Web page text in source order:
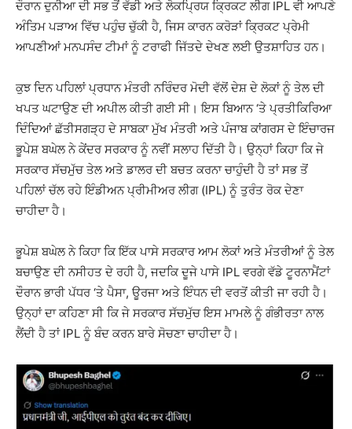
ਦੌਰਾਨ ਦੁਨੀਆ ਦੀ ਸਭ ਤੋਂ ਵੱਡੀ ਅਤੇ ਲੋਕਪ੍ਰਿਯ ਕ੍ਰਿਕਟ ਲੀਗ IPL ਵੀ ਆਪਣੇ
ਅੰਤਿਮ ਪੜਾਅ ਵਿੱਚ ਪਹੁੰਚ ਚੁੱਕੀ ਹੈ, ਜਿਸ ਕਾਰਨ ਕਰੋੜਾਂ ਕ੍ਰਿਕਟ ਪ੍ਰੇਮੀ
ਆਪਣੀਆਂ ਮਨਪਸੰਦ ਟੀਮਾਂ ਨੂੰ ਟਰਾਫੀ ਜਿੱਤਦੇ ਦੇਖਣ ਲਈ ਉਤਸ਼ਾਹਿਤ ਹਨ।
ਕੁਝ ਦਿਨ ਪਹਿਲਾਂ ਪ੍ਰਧਾਨ ਮੰਤਰੀ ਨਰਿੰਦਰ ਮੋਦੀ ਵੱਲੋਂ ਦੇਸ਼ ਦੇ ਲੋਕਾਂ ਨੂੰ ਤੇਲ ਦੀ
ਖਪਤ ਘਟਾਉਣ ਦੀ ਅਪੀਲ ਕੀਤੀ ਗਈ ਸੀ। ਇਸ ਬਿਆਨ ‘ਤੇ ਪ੍ਰਤੀਕਿਰਿਆ
ਦਿੰਦਿਆਂ ਛੱਤੀਸਗੜ੍ਹ ਦੇ ਸਾਬਕਾ ਮੁੱਖ ਮੰਤਰੀ ਅਤੇ ਪੰਜਾਬ ਕਾਂਗਰਸ ਦੇ ਇੰਚਾਰਜ
ਭੂਪੇਸ਼ ਬਘੇਲ ਨੇ ਕੇਂਦਰ ਸਰਕਾਰ ਨੂੰ ਨਵੀਂ ਸਲਾਹ ਦਿੱਤੀ ਹੈ। ਉਨ੍ਹਾਂ ਕਿਹਾ ਕਿ ਜੇ
ਸਰਕਾਰ ਸੱਚਮੁੱਚ ਤੇਲ ਅਤੇ ਡਾਲਰ ਦੀ ਬਚਤ ਕਰਨਾ ਚਾਹੁੰਦੀ ਹੈ ਤਾਂ ਸਭ ਤੋਂ
ਪਹਿਲਾਂ ਚੱਲ ਰਹੇ ਇੰਡੀਅਨ ਪ੍ਰੀਮੀਅਰ ਲੀਗ (IPL) ਨੂੰ ਤੁਰੰਤ ਰੋਕ ਦੇਣਾ
ਚਾਹੀਦਾ ਹੈ।
ਭੂਪੇਸ਼ ਬਘੇਲ ਨੇ ਕਿਹਾ ਕਿ ਇੱਕ ਪਾਸੇ ਸਰਕਾਰ ਆਮ ਲੋਕਾਂ ਅਤੇ ਮੰਤਰੀਆਂ ਨੂੰ ਤੇਲ
ਬਚਾਉਣ ਦੀ ਨਸੀਹਤ ਦੇ ਰਹੀ ਹੈ, ਜਦਕਿ ਦੂਜੇ ਪਾਸੇ IPL ਵਰਗੇ ਵੱਡੇ ਟੂਰਨਾਮੈਂਟਾਂ
ਦੌਰਾਨ ਭਾਰੀ ਪੱਧਰ ‘ਤੇ ਪੈਸਾ, ਊਰਜਾ ਅਤੇ ਇੰਧਨ ਦੀ ਵਰਤੋਂ ਕੀਤੀ ਜਾ ਰਹੀ ਹੈ।
ਉਨ੍ਹਾਂ ਦਾ ਕਹਿਣਾ ਸੀ ਕਿ ਜੇ ਸਰਕਾਰ ਸੱਚਮੁੱਚ ਇਸ ਮਾਮਲੇ ਨੂੰ ਗੰਭੀਰਤਾ ਨਾਲ
ਲੈਂਦੀ ਹੈ ਤਾਂ IPL ਨੂੰ ਬੰਦ ਕਰਨ ਬਾਰੇ ਸੋਚਣਾ ਚਾਹੀਦਾ ਹੈ।